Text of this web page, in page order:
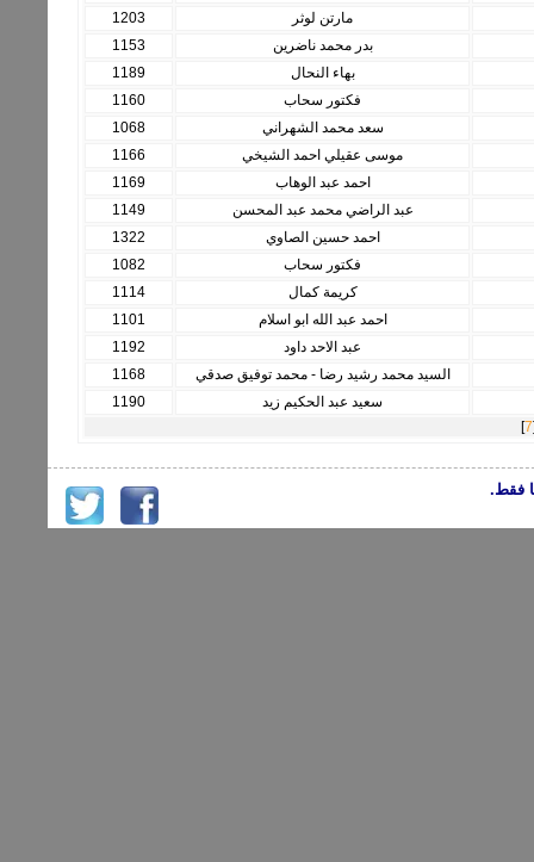
مارتن لوثر
1203
بدر محمد ناضرين
1153
بهاء النحال
1189
فكتور سحاب
1160
سعد محمد الشهراني
1068
موسى عقيلي احمد الشيخي
1166
احمد عبد الوهاب
1169
عبد الراضي محمد عبد المحسن
1149
احمد حسين الصاوي
1322
فكتور سحاب
1082
كريمة كمال
1114
احمد عبد الله ابو اسلام
1101
عبد الاحد داود
1192
السيد محمد رشيد رضا - محمد توفيق صدقي
1168
سعيد عبد الحكيم زيد
1190
7
]